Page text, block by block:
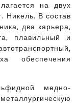
на двух
Никель. В состав
два карьера,
плавильный и
обеспечения
медно-